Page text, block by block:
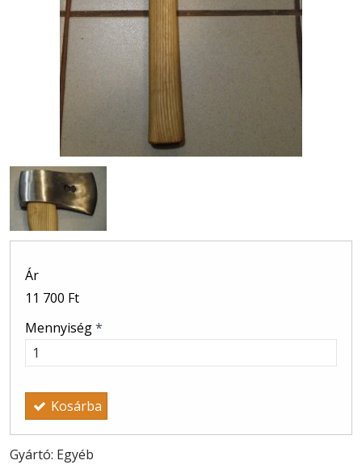
Ár
11 700 Ft
Mennyiség*
Kosárba
Gyártó: Egyéb